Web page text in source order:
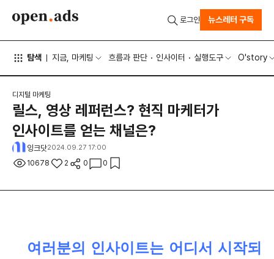
탐색 지금, 마케팅 흐름과 판단 인사이터 실행도구 O'story
로그인 뉴스레터 구독
디지털 마케팅
릴스, 영상 레퍼런스? 현직 마케터가
인사이트를 얻는 채널은?
잉크닷2024.09.27 17:00
10678 2 0 0
여러분의 인사이트는 어디서 시작되